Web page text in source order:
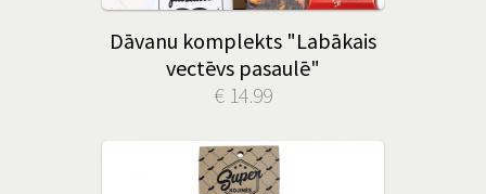
Dāvanu komplekts "Labākais
vectēvs pasaulē"
€ 14.99